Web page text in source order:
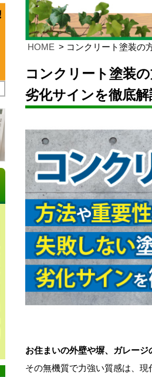
HOME コンクリート塗装の
コンクリート塗装
劣化サインを徹底解
お住まいの外壁や塀、ガレー
その無機質で力強い質感は、現